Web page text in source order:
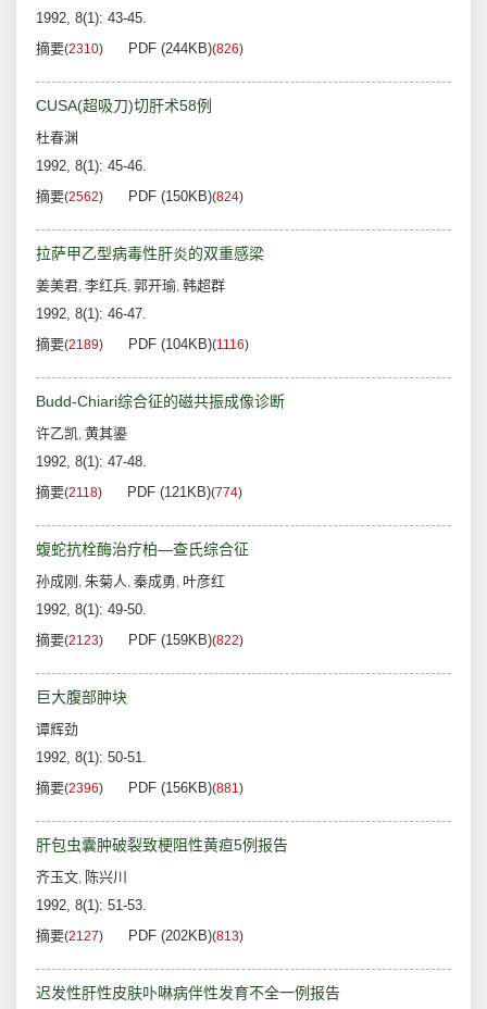
1992, 8(1): 43-45.
摘要(2310) PDF (244KB)(826)
CUSA(超吸刀)切肝术58例
杜春渊
1992, 8(1): 45-46.
摘要(2562) PDF (150KB)(824)
拉萨甲乙型病毒性肝炎的双重感梁
姜美君, 李红兵, 郭开瑜, 韩超群
1992, 8(1): 46-47.
摘要(2189) PDF (104KB)(1116)
Budd-Chiari综合征的磁共振成像诊断
许乙凯, 黄其鎏
1992, 8(1): 47-48.
摘要(2118) PDF (121KB)(774)
蝮蛇抗栓酶治疗柏—查氏综合征
孙成刚 , 朱菊人, 秦成勇, 叶彦红
1992, 8(1): 49-50.
摘要(2123) PDF (159KB)(822)
巨大腹部肿块
谭辉劲
1992, 8(1): 50-51.
摘要(2396) PDF (156KB)(881)
肝包虫囊肿破裂致梗阻性黄疸5例报告
齐玉文, 陈兴川
1992, 8(1): 51-53.
摘要(2127) PDF (202KB)(813)
迟发性肝性皮肤卟啉病伴性发育不全一例报告